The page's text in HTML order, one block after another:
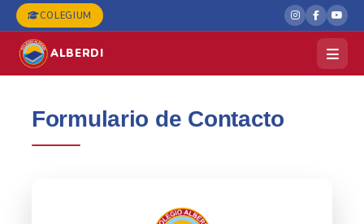
COLEGIUM
ALBERDI
Formulario de Contacto